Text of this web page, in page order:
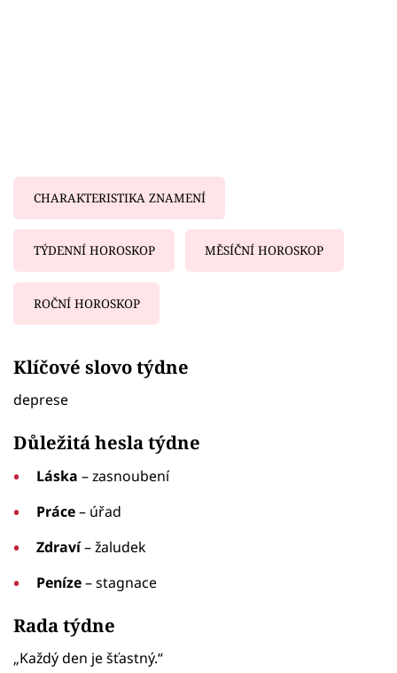
CHARAKTERISTIKA ZNAMENÍ
TÝDENNÍ HOROSKOP MĚSÍČNÍ HOROSKOP
ROČNÍ HOROSKOP
Klíčové slovo týdne
deprese
Důležitá hesla týdne
Láska – zasnoubení
Práce– úřad
Zdraví– žaludek
Peníze– stagnace
Rada týdne
„Každý den je šťastný.“